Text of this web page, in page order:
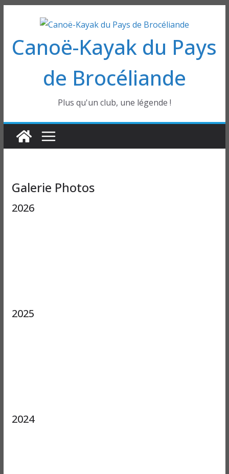
contenu
Canoë-Kayak du Pays
de Brocéliande
Plus qu'un club, une légende !
Galerie Photos
2026
2025
2024